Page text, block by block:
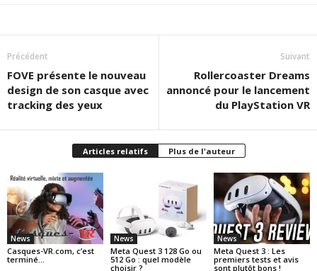
Précédent
FOVE présente le nouveau
design de son casque avec
tracking des yeux
Suivant
Rollercoaster Dreams
annoncé pour le lancement
du PlayStation VR
Articles relatifs Plus de l'auteur
News
Casques-VR.com, c’est
terminé…
News
Meta Quest 3 128 Go ou
512 Go : quel modèle
choisir ?
News
Meta Quest 3 : Les
premiers tests et avis
sont plutôt bons !